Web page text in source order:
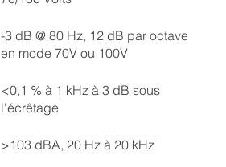
-3 dB @ 80 Hz, 12 dB par octave
en mode 70V ou 100V
<0,1 % à 1 kHz à 3 dB sous
l'écrêtage
>103 dBA, 20 Hz à 20 kHz